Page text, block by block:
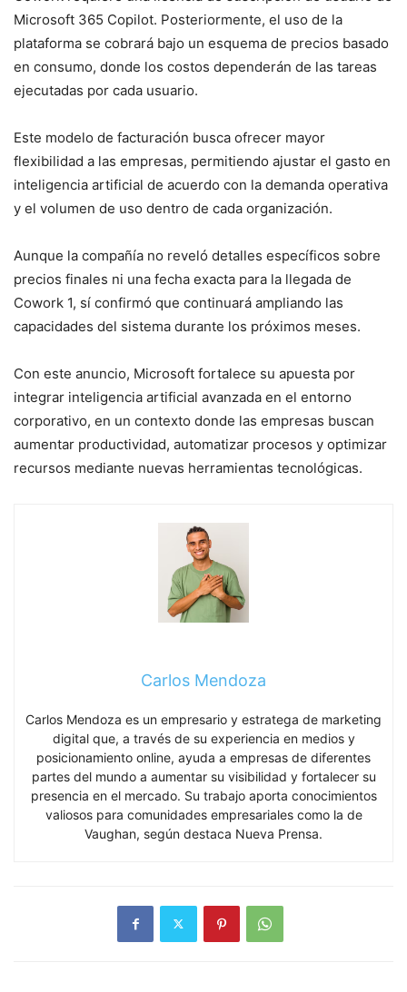
Microsoft 365 Copilot. Posteriormente, el uso de la
plataforma se cobrará bajo un esquema de precios basado
en consumo, donde los costos dependerán de las tareas
ejecutadas por cada usuario.
Este modelo de facturación busca ofrecer mayor
flexibilidad a las empresas, permitiendo ajustar el gasto en
inteligencia artificial de acuerdo con la demanda operativa
y el volumen de uso dentro de cada organización.
Aunque la compañía no reveló detalles específicos sobre
precios finales ni una fecha exacta para la llegada de
Cowork 1, sí confirmó que continuará ampliando las
capacidades del sistema durante los próximos meses.
Con este anuncio, Microsoft fortalece su apuesta por
integrar inteligencia artificial avanzada en el entorno
corporativo, en un contexto donde las empresas buscan
aumentar productividad, automatizar procesos y optimizar
recursos mediante nuevas herramientas tecnológicas.
Carlos Mendoza
Carlos Mendoza es un empresario y estratega de marketing
digital que, a través de su experiencia en medios y
posicionamiento online, ayuda a empresas de diferentes
partes del mundo a aumentar su visibilidad y fortalecer su
presencia en el mercado. Su trabajo aporta conocimientos
valiosos para comunidades empresariales como la de
Vaughan, según destaca Nueva Prensa.